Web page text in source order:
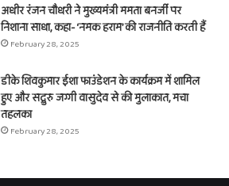
अधीर रंजन चौधरी ने मुख्यमंत्री ममता बनर्जी पर
निशाना साधा, कहा- ‘नमक हराम’ की राजनीति करती हैं
February 28, 2025
डीके शिवकुमार ईशा फाउंडेशन के कार्यक्रम में शामिल
हुए और सद्गुरु जग्गी वासुदेव से की मुलाकात, मचा
तहलका
February 28, 2025